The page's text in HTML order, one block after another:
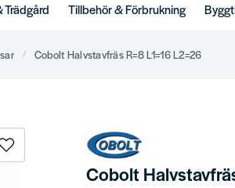
Trädgård Tillbehör & Förbrukning
Cobolt Halvstavfräs R=8 L1=16 L2=26
Cobolt